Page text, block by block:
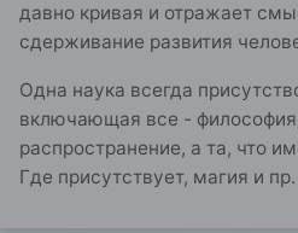
давно кривая и отражает
сдерживание развития
Одна наука всегда
включающая все -
распространение, а та, что
Где присутствует, магия и пр.